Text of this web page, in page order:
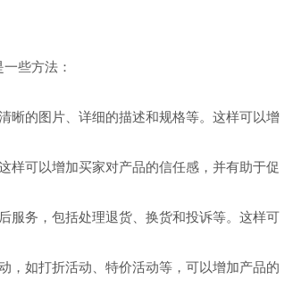
些方法：
晰的图片、详细的描述和规格等。这样可以增
样可以增加买家对产品的信任感，并有助于促
服务，包括处理退货、换货和投诉等。这样可
，如打折活动、特价活动等，可以增加产品的